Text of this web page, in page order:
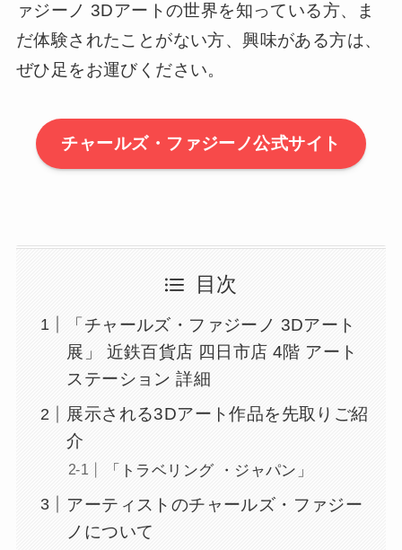
ァジーノ 3Dアートの世界を知っている方、ま
だ体験されたことがない方、興味がある方は、
ぜひ足をお運びください。
チャールズ・ファジーノ公式サイト
目次
「チャールズ・ファジーノ 3Dアート
展」 近鉄百貨店 四日市店 4階 アート
ステーション 詳細
展示される3Dアート作品を先取りご紹
介
「トラベリング ・ジャパン」
アーティストのチャールズ・ファジー
ノについて